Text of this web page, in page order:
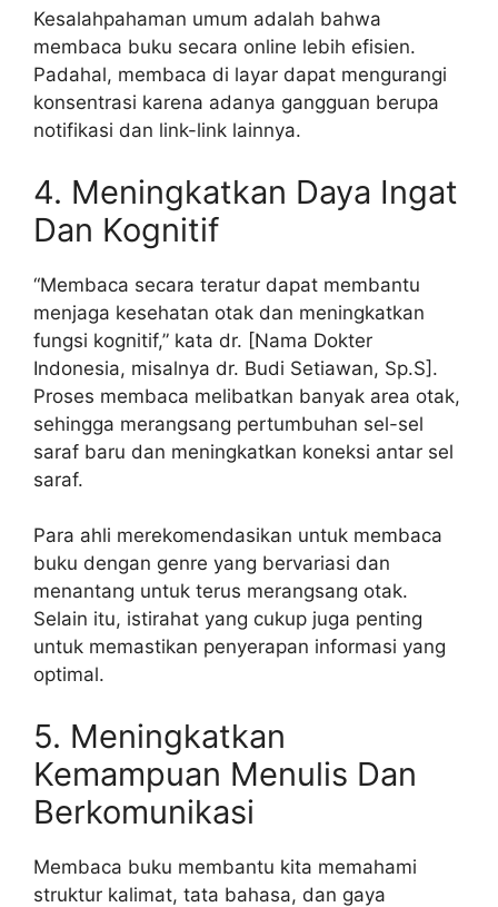
Kesalahpahaman umum adalah bahwa
membaca buku secara online lebih efisien.
Padahal, membaca di layar dapat mengurangi
konsentrasi karena adanya gangguan berupa
notifikasi dan link-link lainnya.
4. Meningkatkan Daya Ingat
Dan Kognitif
“Membaca secara teratur dapat membantu
menjaga kesehatan otak dan meningkatkan
fungsi kognitif,” kata dr. [Nama Dokter
Indonesia, misalnya dr. Budi Setiawan, Sp.S].
Proses membaca melibatkan banyak area otak,
sehingga merangsang pertumbuhan sel-sel
saraf baru dan meningkatkan koneksi antar sel
saraf.
Para ahli merekomendasikan untuk membaca
buku dengan genre yang bervariasi dan
menantang untuk terus merangsang otak.
Selain itu, istirahat yang cukup juga penting
untuk memastikan penyerapan informasi yang
optimal.
5. Meningkatkan
Kemampuan Menulis Dan
Berkomunikasi
Membaca buku membantu kita memahami
struktur kalimat, tata bahasa, dan gaya